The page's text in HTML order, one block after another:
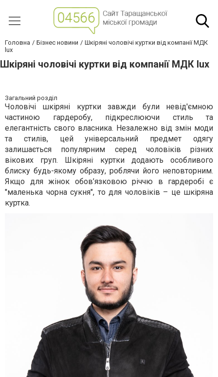
Головна Бізнес новини
Шкіряні чоловічі куртки від компанії МДК
lux
Шкіряні чоловічі куртки від компанії МДК lux
Загальний розділ
Чоловічі шкіряні куртки завжди були невід'ємною
частиною гардеробу, підкреслюючи стиль та
елегантність свого власника. Незалежно від змін моди
та стилів, цей універсальний предмет одягу
залишається популярним серед чоловіків різних
вікових груп. Шкіряні куртки додають особливого
блиску будь-якому образу, роблячи його неповторним.
Якщо для жінок обов’язковою річчю в гардеробі є
"маленька чорна сукня", то для чоловіків – це шкіряна
куртка.